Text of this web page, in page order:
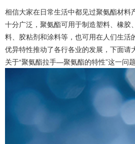
相信大家在日常生活中都见过聚氨酯材料
十分广泛，聚氨酯可用于制造塑料、橡胶
料、胶粘剂和涂料等，也可用在人们生活
优异特性推动了各行各业的发展，下面请
关于“聚氨酯拉手—聚氨酯的特性”这一问题